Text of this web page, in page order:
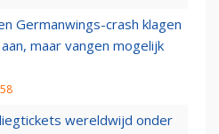
Germanwings-crash klagen
maar vangen mogelijk
wereldwijd onder